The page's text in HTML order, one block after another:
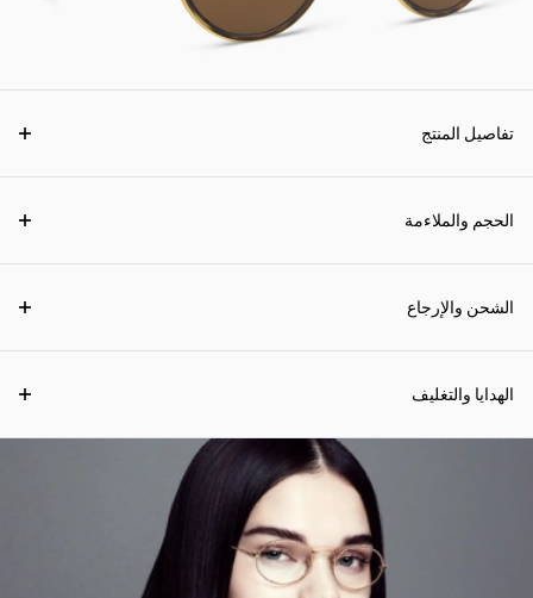
تفاصيل المنتج
الحجم والملاءمة
الشحن والإرجاع
الهدايا والتغليف